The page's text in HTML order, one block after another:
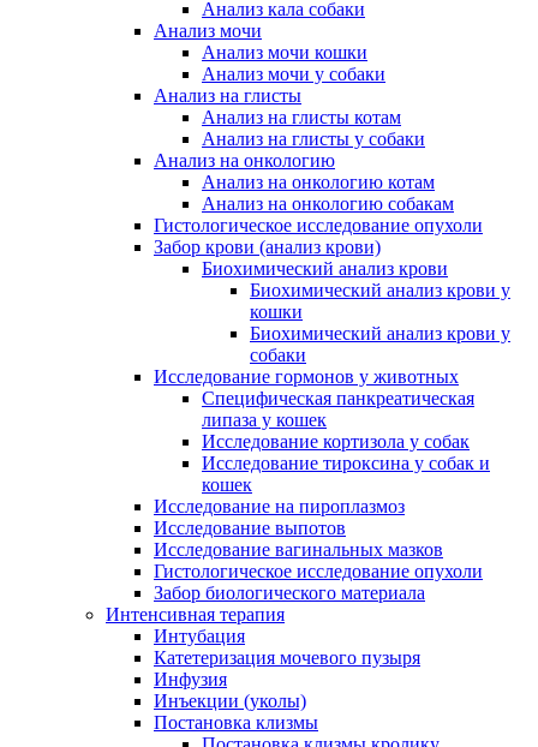
Анализ кала собаки
Анализ мочи
Анализ мочи кошки
Анализ мочи у собаки
Анализ на глисты
Анализ на глисты котам
Анализ на глисты у собаки
Анализ на онкологию
Анализ на онкологию котам
Анализ на онкологию собакам
Гистологическое исследование опухоли
Забор крови (анализ крови)
Биохимический анализ крови
Биохимический анализ крови у
кошки
Биохимический анализ крови у
собаки
Исследование гормонов у животных
Специфическая панкреатическая
липаза у кошек
Исследование кортизола у собак
Исследование тироксина у собак и
кошек
Исследование на пироплазмоз
Исследование выпотов
Исследование вагинальных мазков
Гистологическое исследование опухоли
Забор биологического материала
Интенсивная терапия
Интубация
Катетеризация мочевого пузыря
Инфузия
Инъекции (уколы)
Постановка клизмы